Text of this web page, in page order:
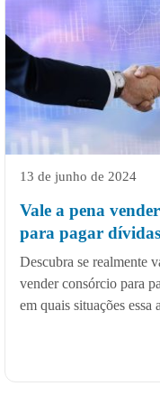
13 de junho de 2024
Vale a pena
para pagar
Descubra se realmente
vender consórcio para
em quais situações essa